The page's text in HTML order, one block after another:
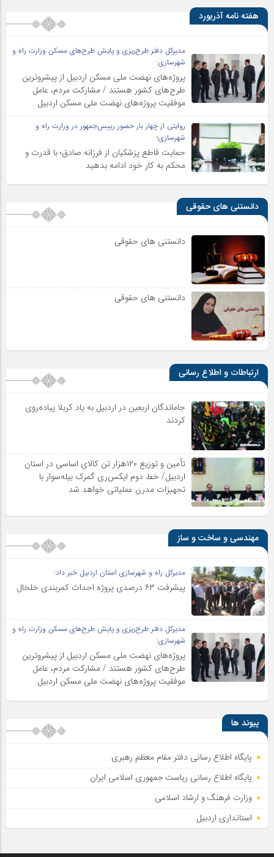
هفته نامه آذریورد
مدیرکل دفتر طرح‌ریزی و پایش طرح‌های مسکن وزارت راه و
شهرسازی:
پروژه‌های نهضت ملی مسکن اردبیل از پیشروترین
طرح‌های کشور هستند / مشارکت مردم، عامل
موفقیت پروژه‌های نهضت ملی مسکن اردبیل
روایتی از چهار بار حضور رییس‌جمهور در وزارت راه و
شهرسازی؛
حمایت قاطع پزشکیان از فرزانه صادق؛ با قدرت و
محکم به کار خود ادامه بدهید
دانستنی های حقوقی
دانستنی های حقوقی
دانستنی های حقوقی
ارتباطات و اطلاع رسانی
جاماندگان اربعین در اردبیل به یاد کربلا پیاده‌روی
کردند
تأمین و توزیع ۱۲۰هزار تن کالای اساسی در استان
اردبیل/ خط دوم ایکس‌ری گمرک بیله‌سوار با
تجهیزات مدرن عملیاتی خواهد شد
مهندسی و ساخت و ساز
مدیرکل راه و شهرسازی استان اردبیل خبر داد:
پیشرفت ۶۳ درصدی پروژه احداث کمربندی خلخال
مدیرکل دفتر طرح‌ریزی و پایش طرح‌های مسکن وزارت راه و
شهرسازی:
پروژه‌های نهضت ملی مسکن اردبیل از پیشروترین
طرح‌های کشور هستند / مشارکت مردم، عامل
موفقیت پروژه‌های نهضت ملی مسکن اردبیل
پیوند ها
پایگاه اطلاع رسانی دفتر مقام معظم رهبری
پایگاه اطلاع‌ رسانی ریاست‌ جمهوری اسلامی ایران
وزارت فرهنگ و ارشاد اسلامی
استانداری اردبیل